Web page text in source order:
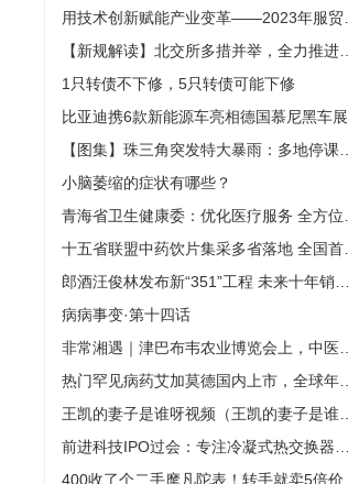
1只转债不下修，5只转债可能下修
比亚迪携6款新能源车亮相德国慕尼黑车展
小脑萎缩的症状有哪些？
病病事变·第十四话